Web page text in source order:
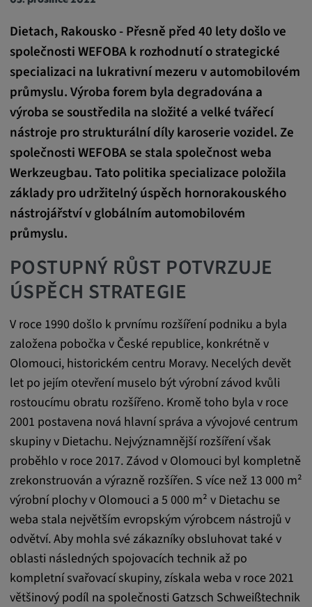
Dietach, Rakousko - Přesně před 40 lety došlo ve
společnosti WEFOBA k rozhodnutí o strategické
specializaci na lukrativní mezeru v automobilovém
průmyslu. Výroba forem byla degradována a
výroba se soustředila na složité a velké tvářecí
nástroje pro strukturální díly karoserie vozidel. Ze
společnosti WEFOBA se stala společnost weba
Werkzeugbau. Tato politika specializace položila
základy pro udržitelný úspěch hornorakouského
nástrojářství v globálním automobilovém
průmyslu.
POSTUPNÝ RŮST POTVRZUJE
ÚSPĚCH STRATEGIE
V roce 1990 došlo k prvnímu rozšíření podniku a byla
založena pobočka v České republice, konkrétně v
Olomouci, historickém centru Moravy. Necelých devět
let po jejím otevření muselo být výrobní závod kvůli
rostoucímu obratu rozšířeno. Kromě toho byla v roce
2001 postavena nová hlavní správa a vývojové centrum
skupiny v Dietachu. Nejvýznamnější rozšíření však
proběhlo v roce 2017. Závod v Olomouci byl kompletně
zrekonstruován a výrazně rozšířen. S více než 13 000 m²
výrobní plochy v Olomouci a 5 000 m² v Dietachu se
weba stala největším evropským výrobcem nástrojů v
odvětví. Aby mohla své zákazníky obsluhovat také v
oblasti následných spojovacích technik až po
kompletní svařovací skupiny, získala weba v roce 2021
většinový podíl na společnosti Gatzsch Schweißtechnik
1 rok
Externí média
Nutné pro zobrazení obsahu z externích
mediálních platforem.
Google Maps
Název:
Poskytovatel:
google.com
Účel:
Tyto soubory cookie se používají k ukládání
preferencí uživatele a dalších informací
Trvání cookies:
3 dny
Youtube
VISITOR_INFO1_LIVE, YSC, CONSENT,
yt.innertube::nextId, yt.innertube::requests,
yt-remote-cast-installed, yt-remote-
connected-devices, yt-remote-device-id, yt-
remote-fast-check-period, yt-remote-session-
app, yt-remote-session-name, IDE,
LOGIN_INFO, PREF, LOGIN_INFO, PREF,
SEARCH_SAMESITE, OGPC, OTZ, NID,
1P_JAR, DSID, APISID, HSID, SSID, SID,